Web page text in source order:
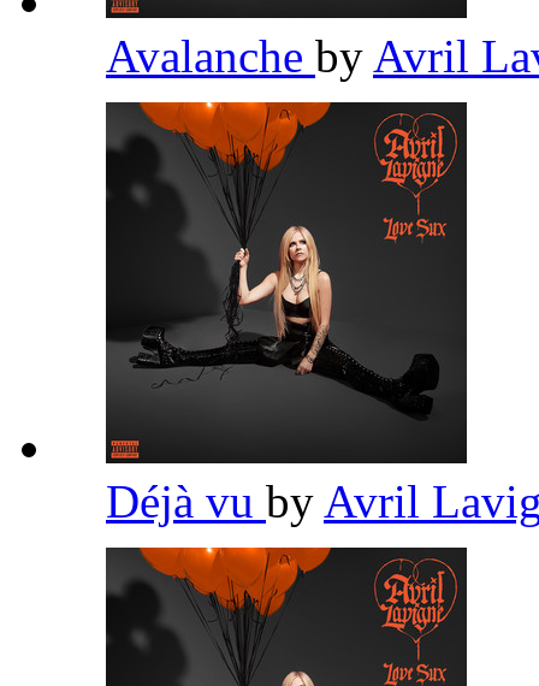
Avalanche by Avril
Déjà vu by Avril